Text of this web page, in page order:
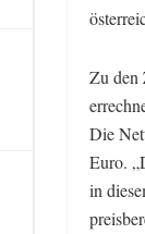
Zu den
Die
Euro.
in